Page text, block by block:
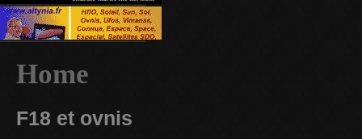
Home
F18 et ovnis